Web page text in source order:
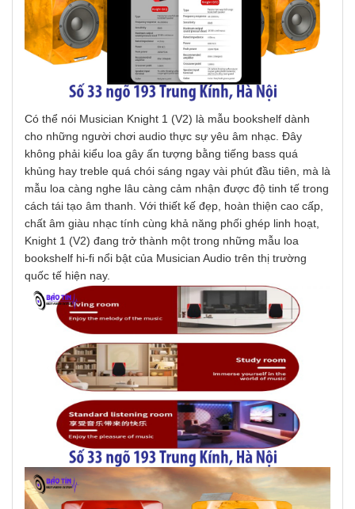
Có thể nói Musician Knight 1 (V2) là mẫu bookshelf dành
cho những người chơi audio thực sự yêu âm nhạc. Đây
không phải kiểu loa gây ấn tượng bằng tiếng bass quá
khủng hay treble quá chói sáng ngay vài phút đầu tiên, mà là
mẫu loa càng nghe lâu càng cảm nhận được độ tinh tế trong
cách tái tạo âm thanh. Với thiết kế đẹp, hoàn thiện cao cấp,
chất âm giàu nhạc tính cùng khả năng phối ghép linh hoạt,
Knight 1 (V2) đang trở thành một trong những mẫu loa
bookshelf hi-fi nổi bật của Musician Audio trên thị trường
quốc tế hiện nay.